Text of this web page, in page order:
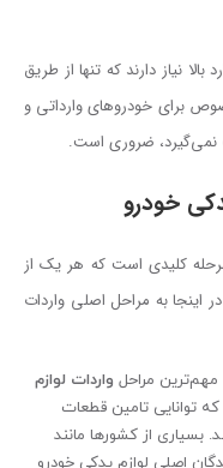
نیاز دارند که تنها از طریق
برای خودروهای وارداتی و
نمی‌گیرد، ضروری است.
خودرو
کلیدی است که هر یک از
اینجا به مراحل اصلی واردات
مهم‌ترین مراحل واردات لوازم
توانایی تامین قطعات
بسیاری از کشورها مانند
اصلی لوازم یدکی خودرو